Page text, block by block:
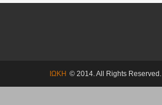
ΙΩΚΗ © 2014. All Rights Reserved.